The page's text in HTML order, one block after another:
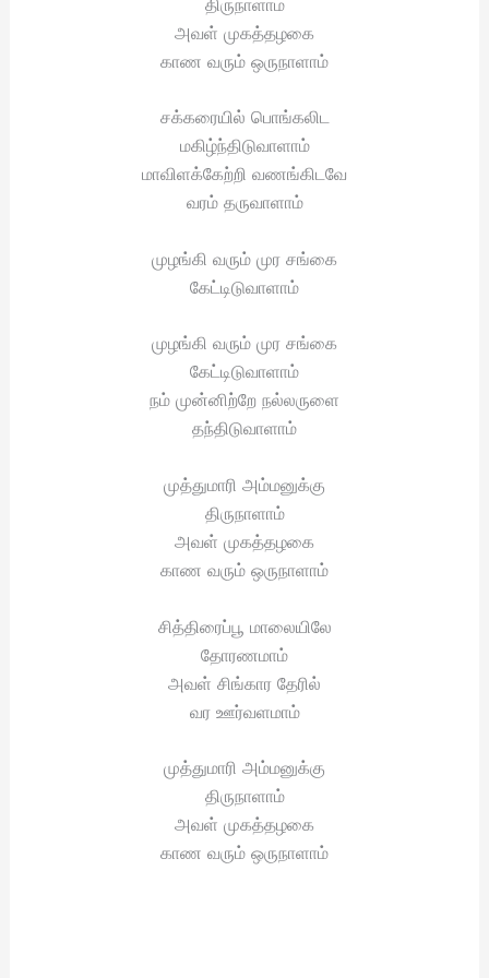
அவள் முகத்தழகை
காண வரும் ஒருநாளாம்
சக்கரையில் பொங்கலிட
மகிழ்ந்திடுவாளாம்
மாவிளக்கேற்றி வணங்கிடவே
வரம் தருவாளாம்
முழங்கி வரும் முர சங்கை
கேட்டிடுவாளாம்
முழங்கி வரும் முர சங்கை
கேட்டிடுவாளாம்
நம் முன்னிற்றே நல்லருளை
தந்திடுவாளாம்
முத்துமாரி அம்மனுக்கு
திருநாளாம்
அவள் முகத்தழகை
காண வரும் ஒருநாளாம்
சித்திரைப்பூ மாலையிலே
தோரணமாம்
அவள் சிங்கார தேரில்
வர ஊர்வளமாம்
முத்துமாரி அம்மனுக்கு
திருநாளாம்
அவள் முகத்தழகை
காண வரும் ஒருநாளாம்